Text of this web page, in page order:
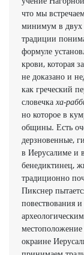
что мы
минимум в двух
традиции
формуле
крови, которая
не доказано и
как греческий
словечка ха-
но которое в
общины. Есть
дерзновенные,
в Иерусалиме и
бенедиктинец,
традиционно
Пикснер
повествования
окраине